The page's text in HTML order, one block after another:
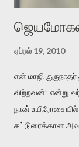
ஜெயமோகன்
ஏப்ரல் 19, 2010
என் மாஜி
விற்றவன்” என்று
நான்
கட்டுரைக்கான